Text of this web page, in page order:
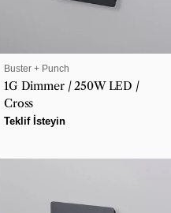
SATICI:
Buster + Punch
1G Dimmer / 250W LED /
Cross
Normal
Teklif İsteyin